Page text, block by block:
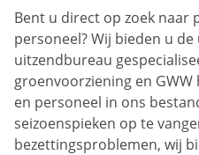
Bent u direct op zoek naar
personeel? Wij bieden u
uitzendbureau
groenvoorziening en
en personeel in ons
seizoenspieken op te
bezettingsproblemen, wij